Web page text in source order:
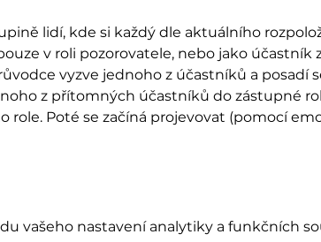
lidí, kde si každý dle aktuálního
v roli pozorovatele, nebo jako účastník
vyzve jednoho z účastníků a posadí
z přítomných účastníků do zástupné
role. Poté se začíná projevovat (pomocí
vašeho nastavení analytiky a funkčních